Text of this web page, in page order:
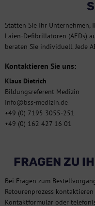
Statten Sie Ihr Unternehmen,
Laien-Defibrillatoren (AEDs)
beraten Sie individuell. Jede
Kontaktieren Sie uns:
Klaus Dietrich
Bildungsreferent Medizin
info@bss-medizin.de
+49 (0) 7195 3055-251
+49 (0) 162 427 16 01
FRAGEN ZU
Bei Fragen zum
Retourenprozess
Kontaktformular oder